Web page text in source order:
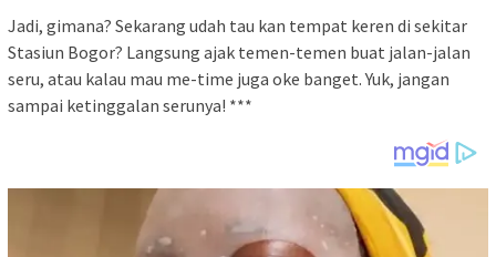
Jadi, gimana? Sekarang udah tau kan tempat keren di sekitar
Stasiun Bogor? Langsung ajak temen-temen buat jalan-jalan
seru, atau kalau mau me-time juga oke banget. Yuk, jangan
sampai ketinggalan serunya! ***